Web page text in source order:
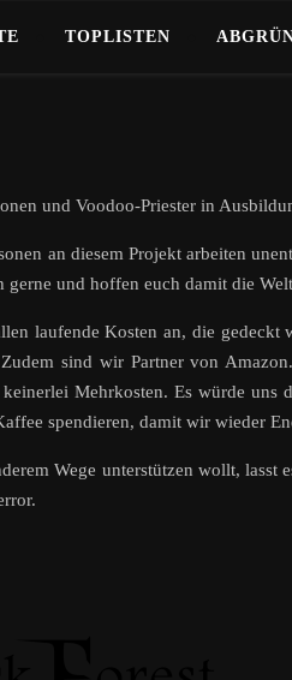
TOPLISTEN
und Voodoo-Priester in
an diesem Projekt arbeiten
gerne und hoffen euch damit die
laufende Kosten an, die
sind wir Partner von
keinerlei Mehrkosten. Es würde
spendieren, damit wir wieder
Wege unterstützen wollt, lasst